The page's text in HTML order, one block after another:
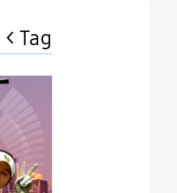
Tag >